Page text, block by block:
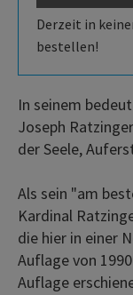
Derzeit in
bestellen!
In seinem
Joseph
der Seele,
Als sein "am
Kardinal
die hier in einer
Auflage von
Auflage